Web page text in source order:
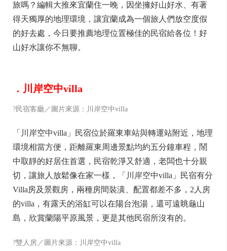
旅嗎？編輯大推來宜蘭住一晚，因坐擁好山好水、有著
得天獨厚的地理環境，讓宜蘭成為一個旅人們放空度假
的好去處，今日要推薦地理位置極佳的民宿給各位！好
山好水讓你不無聊。
．川岸空中villa
?民宿客廳／圖片來源：川岸空中villa
「川岸空中villa」民宿位於羅東車站與轉運站附近，地理
環境相當方便，距離羅東周邊景點均約五分鐘車程，鬧
中取靜的好居住首選，民宿乾淨又舒適，老闆也十分親
切，讓旅人放鬆像在家一樣，「川岸空中villa」民宿有分
Villa房及景觀房，兩種房間裝潢、配置都差不多，2人房
的villa，有露天的浴缸可以在陽台泡湯，還可遠眺龜山
島，欣賞蘭陽平原風景，更是其他民宿所沒有的。
?雙人房／圖片來源：川岸空中villa